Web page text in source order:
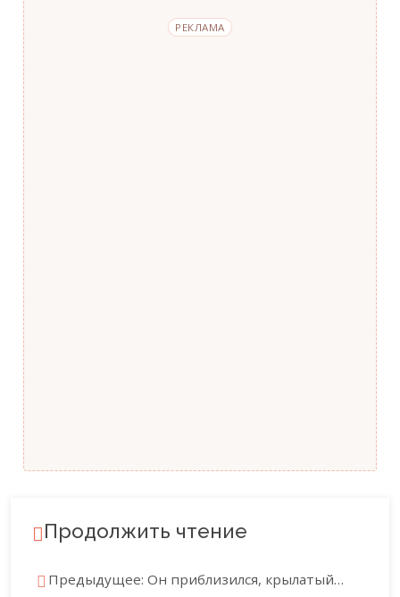
РЕКЛАМА
Продолжить чтение
Предыдущее: Он приблизился, крылатый…